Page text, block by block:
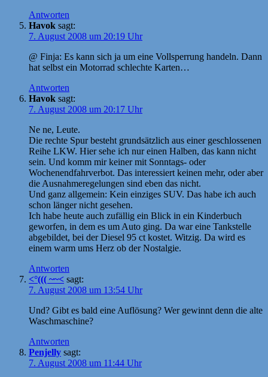
Antworten
Havok sagt:
7. August 2008 um 20:19 Uhr
@ Finja: Es kann sich ja um eine Vollsperrung handeln. Dann
hat selbst ein Motorrad schlechte Karten…
Antworten
Havok sagt:
7. August 2008 um 20:17 Uhr
Ne ne, Leute.
Die rechte Spur besteht grundsätzlich aus einer geschlossenen
Reihe LKW. Hier sehe ich nur einen Halben, das kann nicht
sein. Und komm mir keiner mit Sonntags- oder
Wochenendfahrverbot. Das interessiert keinen mehr, oder aber
die Ausnahmeregelungen sind eben das nicht.
Und ganz allgemein: Kein einziges SUV. Das habe ich auch
schon länger nicht gesehen.
Ich habe heute auch zufällig ein Blick in ein Kinderbuch
geworfen, in dem es um Auto ging. Da war eine Tankstelle
abgebildet, bei der Diesel 95 ct kostet. Witzig. Da wird es
einem warm ums Herz ob der Nostalgie.
Antworten
<°((( ~~< sagt:
7. August 2008 um 13:54 Uhr
Und? Gibt es bald eine Auflösung? Wer gewinnt denn die alte
Waschmaschine?
Antworten
Penjelly sagt:
7. August 2008 um 11:44 Uhr